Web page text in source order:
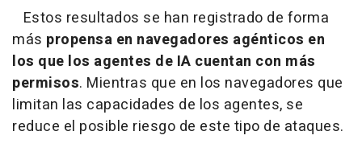
Estos resultados se han registrado de forma
más propensa en navegadores agénticos en
los que los agentes de IA cuentan con más
permisos. Mientras que en los navegadores que
limitan las capacidades de los agentes, se
reduce el posible riesgo de este tipo de ataques.